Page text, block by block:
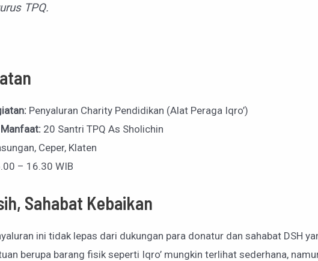
TPQ.
Penyaluran Charity Pendidikan (Alat Peraga Iqro’)
20 Santri TPQ As Sholichin
Ceper, Klaten
– 16.30 WIB
Sahabat Kebaikan
ini tidak lepas dari dukungan para donatur dan sahabat DSH
berupa barang fisik seperti Iqro’ mungkin terlihat sederhana,